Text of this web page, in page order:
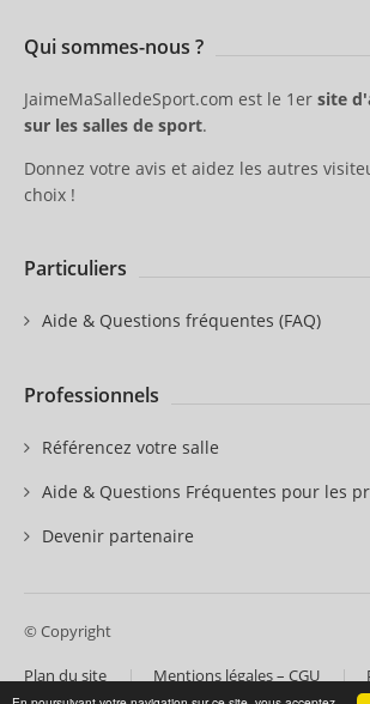
Qui sommes-nous ?
JaimeMaSalledeSport.com est le 1er site
sur les salles de sport.
Donnez votre avis et aidez les autres
choix !
Particuliers
Aide & Questions fréquentes (FAQ)
Professionnels
Référencez votre salle
Aide & Questions Fréquentes pour les
Devenir partenaire
© Copyright
Plan du site Mentions légales – CGU